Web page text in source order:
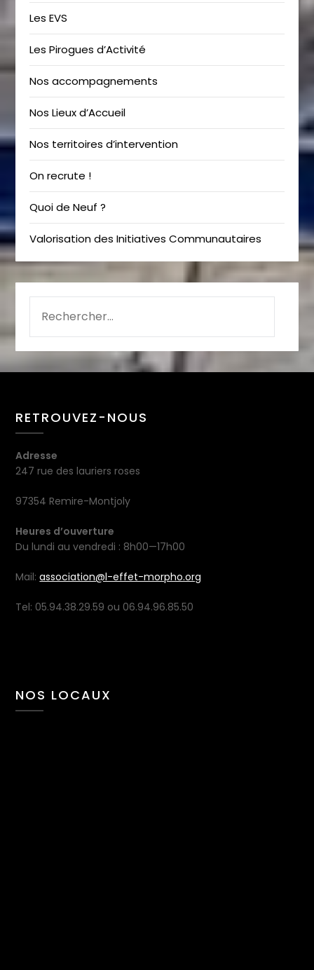
Les EVS
Les Pirogues d’Activité
Nos accompagnements
Nos Lieux d’Accueil
Nos territoires d’intervention
On recrute !
Quoi de Neuf ?
Valorisation des Initiatives Communautaires
RETROUVEZ-NOUS
Adresse
247 rue des lauriers roses
97354 Remire-Montjoly
Heures d’ouverture
Du lundi au vendredi : 8h00—17h00
Mail:association@l-effet-morpho.org
Tel: 05.94.38.29.59 ou 06.94.96.85.50
NOS LOCAUX